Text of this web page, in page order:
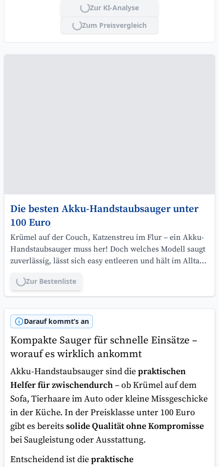
Lade...
Zur KI-Analyse
Lade...
Zum Preisvergleich
Die besten Akku-Handstaubsauger unter
100 Euro
Krümel auf der Couch, Katzenstreu im Flur – ein Akku-
Handstaubsauger muss her! Doch welches Modell saugt
zuverlässig, lässt sich easy entleeren und hält im Alltag
Geldbeutel schonen und trotzdem überzeugen.
Lade...
Zur Bestenliste
Darauf kommt’s an
Kompakte Sauger für schnelle Einsätze –
worauf es wirklich ankommt
Akku-Handstaubsauger sind diepraktischen
Helfer für zwischendurch– ob Krümel auf dem
Sofa, Tierhaare im Auto oder kleine Missgeschicke
in der Küche. In der Preisklasse unter 100 Euro
gibt es bereits solide Qualität ohne Kompromisse
bei Saugleistung oder Ausstattung.
Entscheidend ist diepraktische